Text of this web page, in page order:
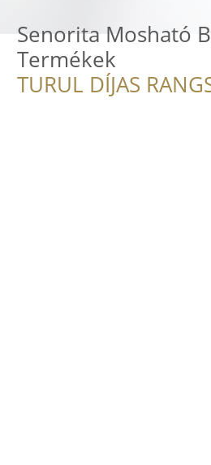
Senorita Mosható
Termékek
TURUL DÍJAS